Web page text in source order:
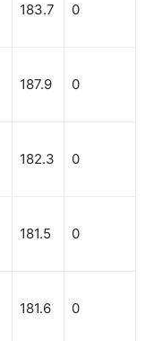
183.7 0
187.9 0
182.3 0
181.5 0
181.6 0